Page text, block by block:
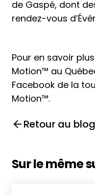
de Gaspé, dont
rendez-vous
Pour en savoir
Motion™ au
Facebook de la
Motion™.
Retour au
Sur le même